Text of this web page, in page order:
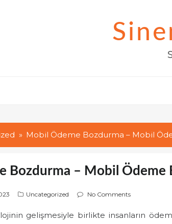
Mobil Ödeme Bozdurma – Mobil
Bozdurma – Mobil Ödeme
Uncategorized No Comments
gelişmesiyle birlikte insanların